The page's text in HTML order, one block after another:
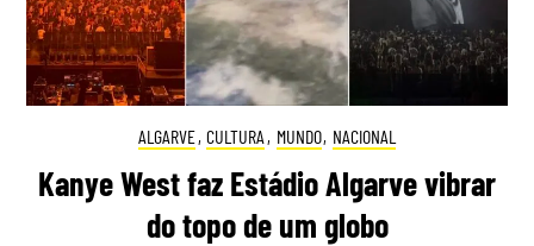
ALGARVE, CULTURA , MUNDO, NACIONAL
Kanye West faz Estádio Algarve vibrar
do topo de um globo